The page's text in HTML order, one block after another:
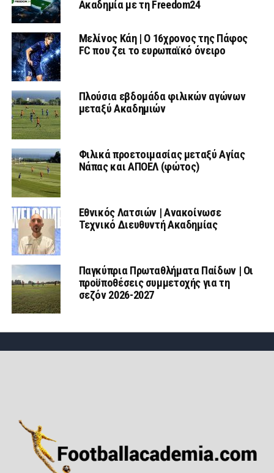
Ακαδημία με τη Freedom24
Μελίνος Κάη | Ο 16χρονος της Πάφος
FC που ζει το ευρωπαϊκό όνειρο
Πλούσια εβδομάδα φιλικών αγώνων
μεταξύ Ακαδημιών
Φιλικά προετοιμασίας μεταξύ Αγίας
Νάπας και ΑΠΟΕΛ (φώτος)
Εθνικός Λατσιών | Ανακοίνωσε
Τεχνικό Διευθυντή Ακαδημίας
Παγκύπρια Πρωταθλήματα Παίδων | Οι
προϋποθέσεις συμμετοχής για τη
σεζόν 2026-2027